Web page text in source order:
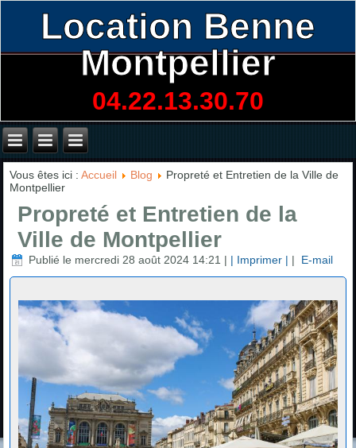
Location Benne
Montpellier
04.22.13.30.70
Vous êtes ici :Accueil Blog
Propreté et Entretien de la Ville de
Montpellier
Propreté et Entretien de la
Ville de Montpellier
Publié le mercredi 28 août 2024 14:21 | | Imprimer | | E-mail